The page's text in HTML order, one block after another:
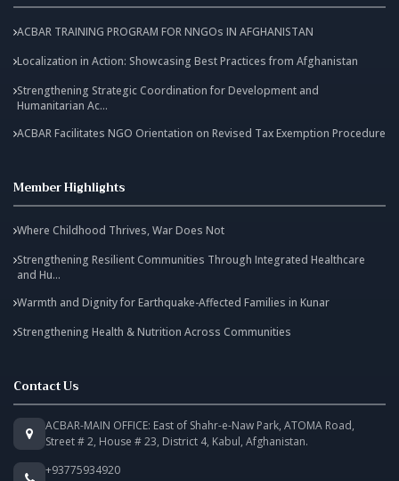
ACBAR TRAINING PROGRAM FOR NNGOs IN AFGHANISTAN
Localization in Action: Showcasing Best Practices from Afghanistan
Strengthening Strategic Coordination for Development and
Humanitarian Ac...
ACBAR Facilitates NGO Orientation on Revised Tax Exemption Procedure
Member Highlights
Where Childhood Thrives, War Does Not
Strengthening Resilient Communities Through Integrated Healthcare
and Hu...
Warmth and Dignity for Earthquake-Affected Families in Kunar
Strengthening Health & Nutrition Across Communities
Contact Us
ACBAR-MAIN OFFICE: East of Shahr-e-Naw Park, ATOMA Road,
Street # 2, House # 23, District 4, Kabul, Afghanistan.
+93775934920